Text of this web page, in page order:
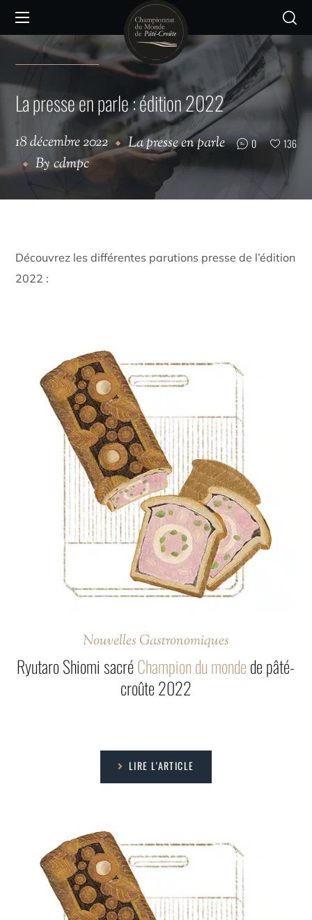
La presse en parle : édition 2022
18 décembre 2022
La presse en parle
Bycdmpc
0 136
Découvrez les différentes parutions presse de l’édition
2022 :
Nouvelles Gastronomiques
Ryutaro Shiomi sacréChampion du mondede pâté-
croûte 2022
LIRE L'ARTICLE